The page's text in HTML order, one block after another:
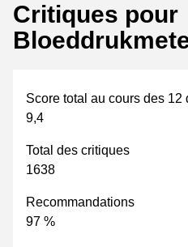
Critiques pour
Score total au cours des 12
9,4
Total des critiques
1638
Recommandations
97 %